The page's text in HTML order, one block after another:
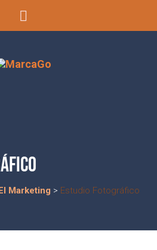
Marketing > Estudio Fotográfico